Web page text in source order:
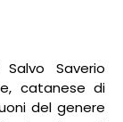
Saverio
catanese di
del genere